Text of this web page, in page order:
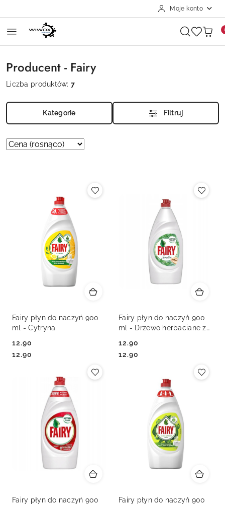
Moje konto
Producent - Fairy
Liczba produktów:7
Kategorie Filtruj
Zastosowano
Sortuj
Fairy płyn do naczyń 900
ml - Cytryna
Cena:
12.90
Cena:
12.90
Fairy płyn do naczyń 900
ml - Drzewo herbaciane z
Cena:
12.90
Cena:
12.90
Fairy płyn do naczyń 900
Fairy płyn do naczyń 900